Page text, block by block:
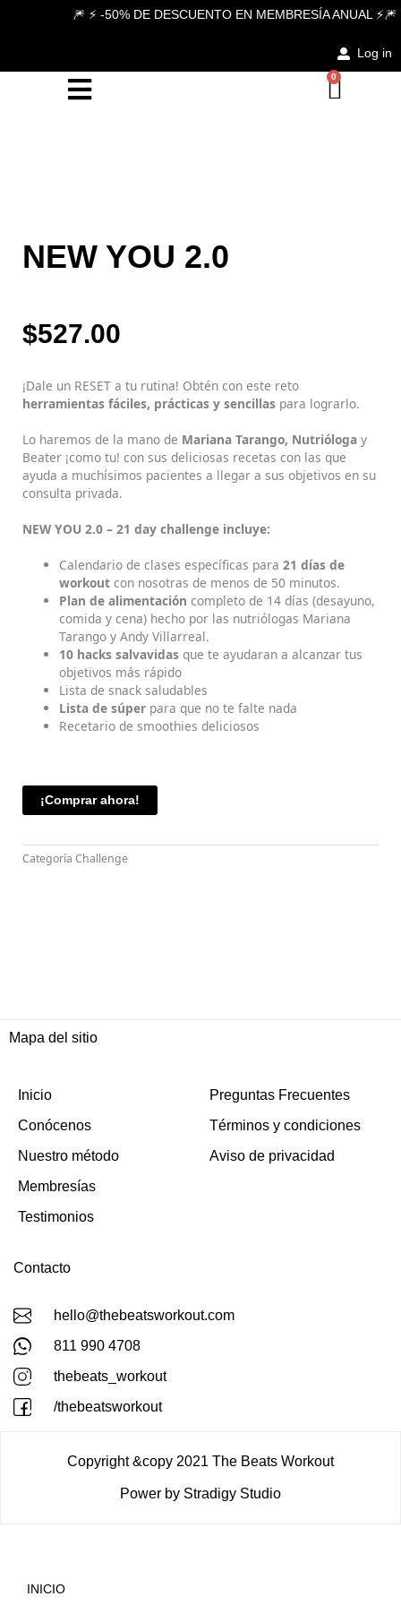
🎆 ⚡ -50% DE DESCUENTO EN MEMBRESÍA ANUAL ⚡🎆
Log in
0
NEW YOU 2.0
$527.00
¡Dale un RESET a tu rutina! Obtén con este reto
herramientas fáciles, prácticas y sencillas para lograrlo.
Lo haremos de la mano de Mariana Tarango, Nutrióloga y
Beater ¡como tu! con sus deliciosas recetas con las que
ayuda a muchísimos pacientes a llegar a sus objetivos en su
consulta privada.
NEW YOU 2.0 – 21 day challenge incluye:
Calendario de clases específicas para21 días de
workout con nosotras de menos de 50 minutos.
Plan de alimentación completo de 14 días (desayuno,
comida y cena) hecho por las nutriólogas Mariana
Tarango y Andy Villarreal.
10 hacks salvavidas que te ayudaran a alcanzar tus
objetivos más rápido
Lista de snack saludables
Lista de súper para que no te falte nada
Recetario de smoothies deliciosos
¡Comprar ahora!
Categoría Challenge
Mapa del sitio
Inicio
Conócenos
Nuestro método
Membresías
Testimonios
Preguntas Frecuentes
Términos y condiciones
Aviso de privacidad
Contacto
hello@thebeatsworkout.com
811 990 4708
thebeats_workout
/thebeatsworkout
Copyright &copy 2021 The Beats Workout
Power by Stradigy Studio
INICIO